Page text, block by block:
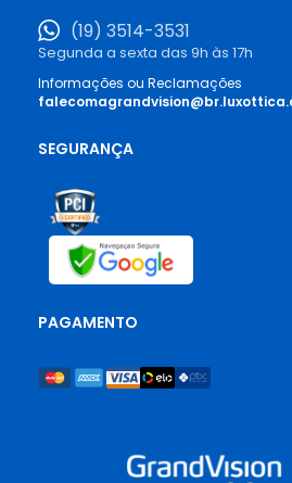
(19) 3514-3531
Segunda a sexta das 9h às 17h
Informações ou Reclamações
SEGURANÇA
PAGAMENTO